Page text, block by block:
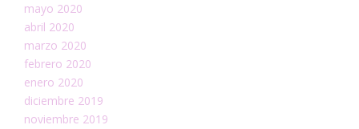
mayo 2020
abril 2020
marzo 2020
febrero 2020
enero 2020
diciembre 2019
noviembre 2019